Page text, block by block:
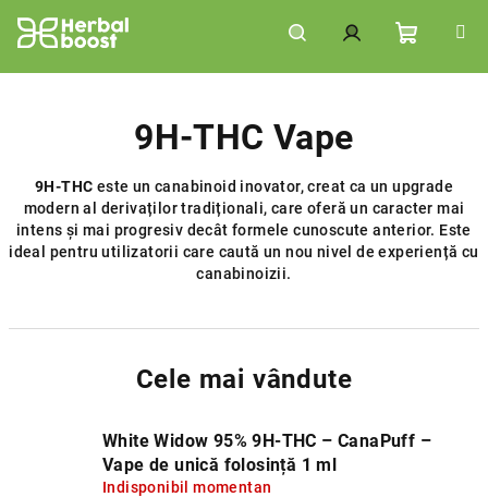
conținut
9H-THC Vape
9H-THC este un canabinoid inovator, creat ca un upgrade
modern al derivaților tradiționali, care oferă un caracter mai
intens și mai progresiv decât formele cunoscute anterior. Este
ideal pentru utilizatorii care caută un nou nivel de experiență cu
canabinoizii.
Cele mai vândute
White Widow 95% 9H‑THC – CanaPuff –
Vape de unică folosință 1 ml
Indisponibil momentan